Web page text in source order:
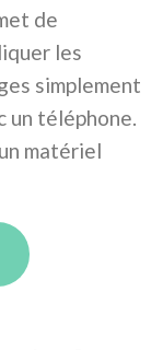
de
les
simplement
un téléphone.
matériel